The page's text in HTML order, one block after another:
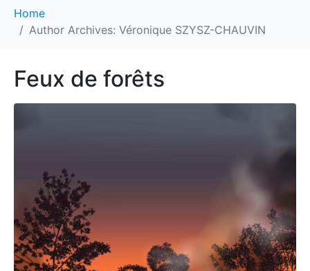
Home
Author Archives: Véronique SZYSZ-CHAUVIN
Feux de forêts